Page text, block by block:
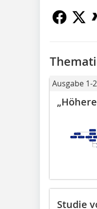
Ausgabe 1-
Studie